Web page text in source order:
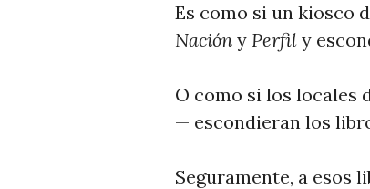
Es como si un kiosco
Nación y Perfil y
O como si los locales
— escondieran los
Seguramente, a esos